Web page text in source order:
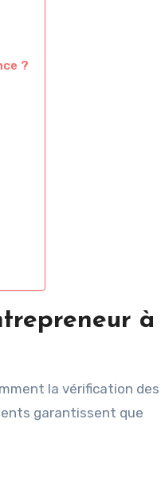
?
à
la vérification des
garantissent que